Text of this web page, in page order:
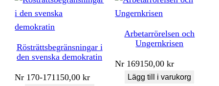
Rösträttsbegränsningar i
den svenska demokratin
Nr 170-171150,00kr
Arbetarrörelsen och
Ungernkrisen
Nr 169150,00kr
Lägg till i varukorg